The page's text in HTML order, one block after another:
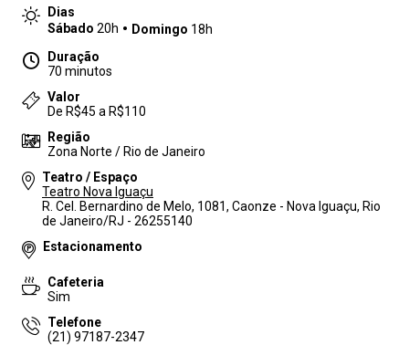
Dias
Sábado 20h Domingo 18h
Duração
70 minutos
Valor
De R$45 a R$110
Região
Zona Norte / Rio de Janeiro
Teatro / Espaço
Teatro Nova Iguaçu
R. Cel. Bernardino de Melo, 1081, Caonze - Nova Iguaçu, Rio
de Janeiro/RJ - 26255140
Estacionamento
Cafeteria
Sim
Telefone
(21) 97187-2347